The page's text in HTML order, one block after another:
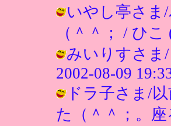
いやし亭さま
（＾＾； / ひこ
みいりすさま
2002-08-09
ドラ子さま/
た（＾＾；。